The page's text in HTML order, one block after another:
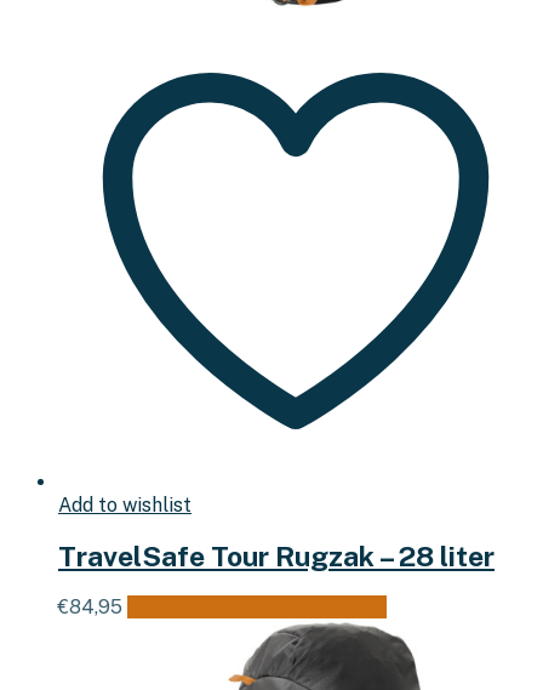
Add to wishlist
TravelSafe Tour Rugzak – 28 liter
€84,95